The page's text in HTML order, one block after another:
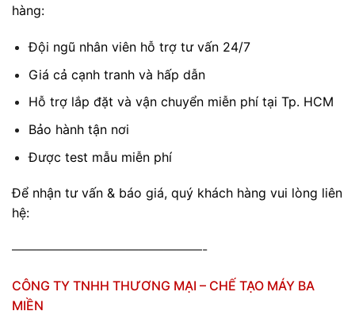
hàng:
Đội ngũ nhân viên hỗ trợ tư vấn 24/7
Giá cả cạnh tranh và hấp dẫn
Hỗ trợ lắp đặt và vận chuyển miễn phí tại Tp. HCM
Bảo hành tận nơi
Được test mẫu miễn phí
Để nhận tư vấn & báo giá, quý khách hàng vui lòng liên
hệ:
———————————————-
CÔNG TY TNHH THƯƠNG MẠI – CHẾ TẠO MÁY BA
MIỀN